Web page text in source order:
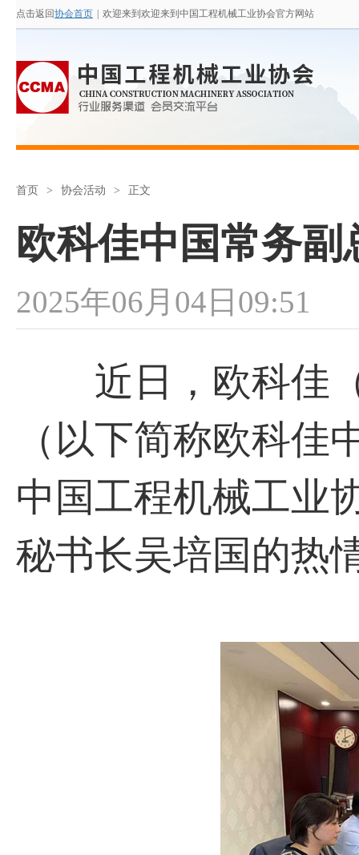
点击返回协会首页 欢迎来到欢迎来到中国工程机械工业协会官方网站
首页 > 协会活动 > 正文
欧科佳中国常务
2025年06月04日09:51
近日，欧科佳（
（以下简称欧科
中国工程机械工业
秘书长吴培国的热